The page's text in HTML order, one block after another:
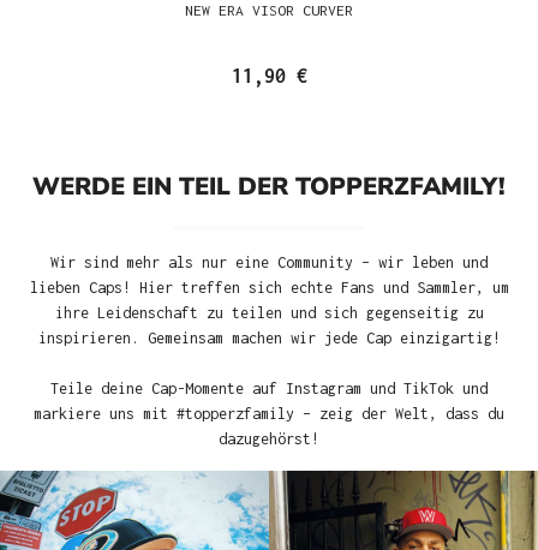
NEW ERA VISOR CURVER
11,90 €
WERDE EIN TEIL DER TOPPERZFAMILY!
Wir sind mehr als nur eine Community – wir leben und
lieben Caps! Hier treffen sich echte Fans und Sammler, um
ihre Leidenschaft zu teilen und sich gegenseitig zu
inspirieren. Gemeinsam machen wir jede Cap einzigartig!
Teile deine Cap-Momente auf Instagram und TikTok und
markiere uns mit #topperzfamily – zeig der Welt, dass du
dazugehörst!